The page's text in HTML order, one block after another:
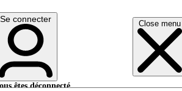
Close menu
English
Se connecter
êtes déconnecté.